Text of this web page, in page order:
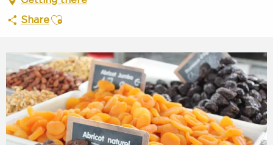
ShareAjouter aux favoris